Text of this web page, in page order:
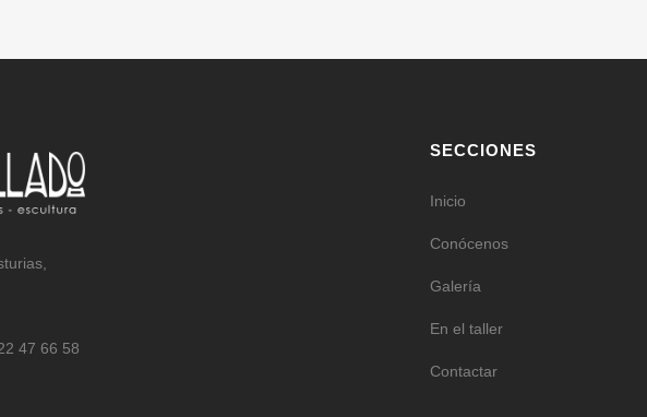
47 66 58
SECCIONES
Inicio
Conócenos
Galería
En el taller
Contactar